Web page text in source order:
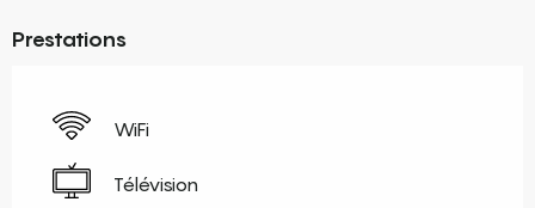
Prestations
WiFi
Télévision